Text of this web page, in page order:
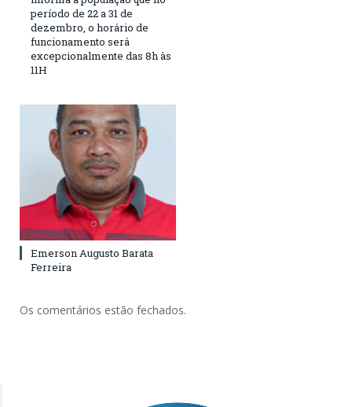
período de 22 a 31 de
dezembro, o horário de
funcionamento será
excepcionalmente das 8h às
11H
Emerson Augusto Barata
Ferreira
Os comentários estão fechados.